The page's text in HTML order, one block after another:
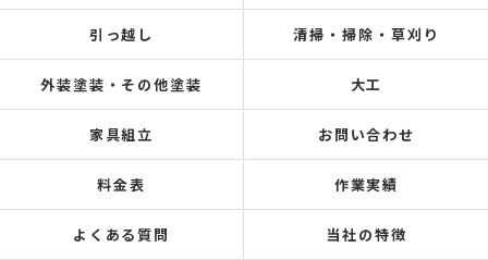
引っ越し 清掃・掃除・草刈り
外装塗装・その他塗装 大工
家具組立 お問い合わせ
料金表 作業実績
よくある質問 当社の特徴